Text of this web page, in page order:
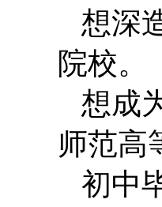
想深
院校。
想成
师范高
初中